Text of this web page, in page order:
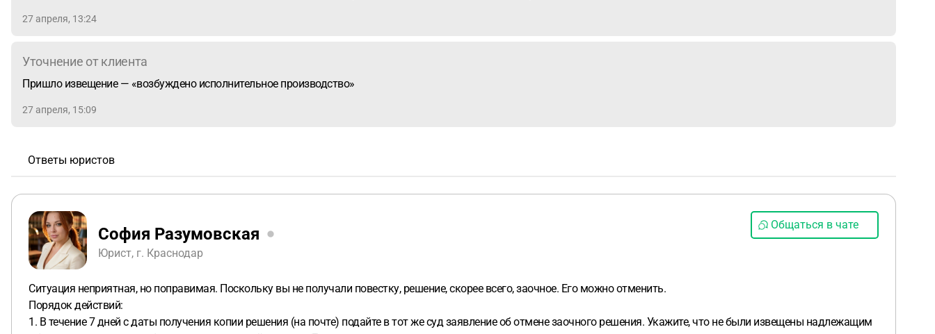
27 апреля, 13:24
Уточнение от клиента
Пришло извещение — «возбуждено исполнительное производство»
27 апреля, 15:09
Ответы юристов
София Разумовская
Юрист, г. Краснодар
Общаться в чате
Ситуация неприятная, но поправимая. Поскольку вы не получали повестку, решение, скорее всего, заочное. Его можно отменить.
Порядок действий:
1. В течение 7 дней с даты получения копии решения (на почте) подайте в тот же суд заявление об отмене заочного решения. Укажите, что не были извещены надлежащим